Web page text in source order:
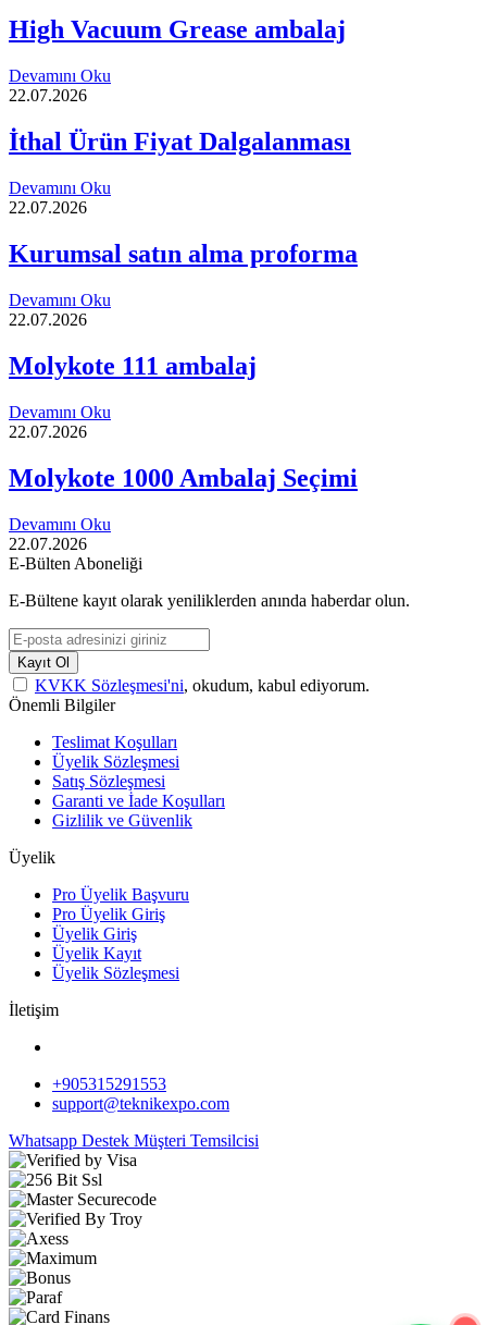
High Vacuum Grease ambalaj
Devamını Oku
22.07.2026
İthal Ürün Fiyat Dalgalanması
Devamını Oku
22.07.2026
Kurumsal satın alma proforma
Devamını Oku
22.07.2026
Molykote 111 ambalaj
Devamını Oku
22.07.2026
Molykote 1000 Ambalaj Seçimi
Devamını Oku
22.07.2026
E-Bülten Aboneliği
E-Bültene kayıt olarak yeniliklerden anında haberdar olun.
Kayıt Ol
KVKK Sözleşmesi'ni, okudum, kabul ediyorum.
Önemli Bilgiler
Teslimat Koşulları
Üyelik Sözleşmesi
Satış Sözleşmesi
Garanti ve İade Koşulları
Gizlilik ve Güvenlik
Üyelik
Pro Üyelik Başvuru
Pro Üyelik Giriş
Üyelik Giriş
Üyelik Kayıt
Üyelik Sözleşmesi
İletişim
+905315291553
support@teknikexpo.com
Whatsapp Destek Müşteri Temsilcisi